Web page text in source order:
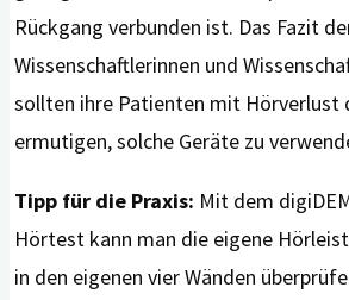
Rückgang verbunden ist. Das Fazit
Wissenschaftlerinnen und
sollten ihre Patienten mit Hörverlust
ermutigen, solche Geräte zu
Tipp für die Praxis: Mit dem
Hörtest kann man die eigene
in den eigenen vier Wänden